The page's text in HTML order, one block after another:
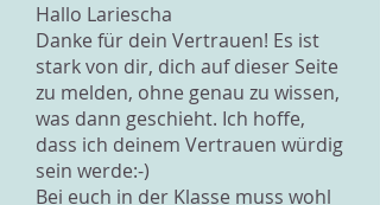
Hallo Lariescha
Danke für dein Vertrauen! Es ist
stark von dir, dich auf dieser Seite
zu melden, ohne genau zu wissen,
was dann geschieht. Ich hoffe,
dass ich deinem Vertrauen würdig
sein werde:-)
Bei euch in der Klasse muss wohl